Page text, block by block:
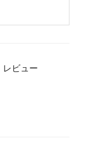
レビュー